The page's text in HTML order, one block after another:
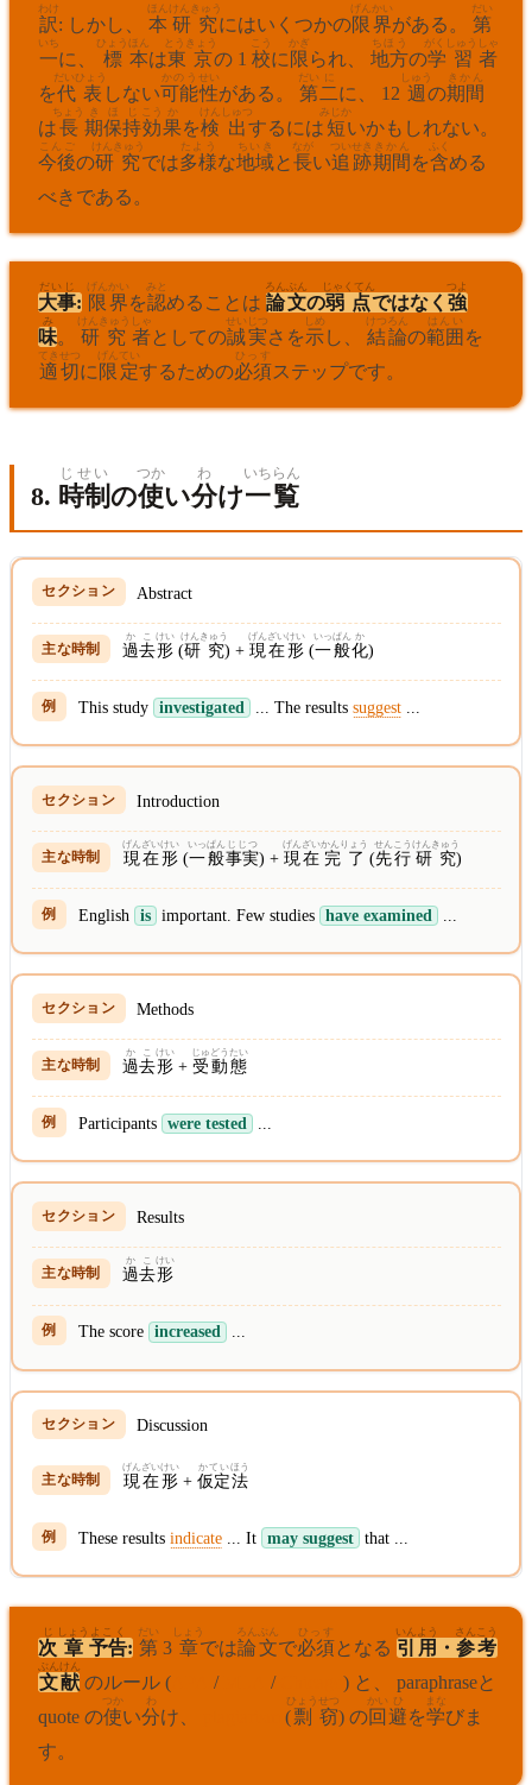
訳
わけ
: しかし、 本
ほん
研究
けんきゅう
にはいくつかの限
げん
界
かい
がある。 第
だい
一
いち
に、 標
ひょう
本
ほん
は東京
とうきょう
の 1 校
こう
に 限
かぎ
られ、 地方
ちほう
の学習
がくしゅう
者
しゃ
を代表
だいひょう
しない可能
かのう
性
せい
がある。 第
だい
二
に
に、 12 週
しゅう
の期間
きかん
は長
ちょう
期
き
保
ほ
持
じ
効
こう
果
か
を検
けん
出
しゅつ
するには短
みじか
いかもしれない。
今後
こんご
の研究
けんきゅう
では多様
たよう
な地域
ちいき
と長
なが
い追
つい
跡
せき
期間
きかん
を含
ふく
める
べきである。
大事
だいじ
: 限
げん
界
かい
を認
みと
めることは 論文
ろんぶん
の弱点
じゃくてん
ではなく 強
つよ
味
み
。 研究
けんきゅう
者
しゃ
としての誠
せい
実
じつ
さを示
しめ
し、 結論
けつろん
の範囲
はんい
を
適切
てきせつ
に 限定
げんてい
するための必須
ひっす
ステップです。
8. 時制
じせい
の使
つか
い分
わ
け一
いち
覧
らん
Abstract
過去
かこ
形
けい
(研究
けんきゅう
) +現在形
げんざいけい
(一般
いっぱん
化
か
)
This study investigated ... The resultssuggest
Introduction
現在形
げんざいけい
(一般
いっぱん
事実
じじつ
) +現在
げんざい
完了
かんりょう
(先行
せんこう
研究
けんきゅう
)
English is important. Few studies have examined
Methods
過去
かこ
形
けい
+受動態
じゅどうたい
Participants were tested ...
Results
過去
かこ
形
けい
The score increased ...
Discussion
現在形
げんざいけい
+仮定
かてい
法
ほう
These resultsindicate ... It may suggest that ...
次
じ
章
しょう
予告
よこく
: 第
だい
3 章
しょう
では論文
ろんぶん
で必須
ひっす
となる 引用
いんよう
・ 参考
さんこう
文献
ぶんけん
のルール ( / /
) と、 paraphraseと
quote の使
つか
い分
わ
け、 (剽
ひょう
窃
せつ
) の回
かい
避
ひ
を学
まな
びま
す。